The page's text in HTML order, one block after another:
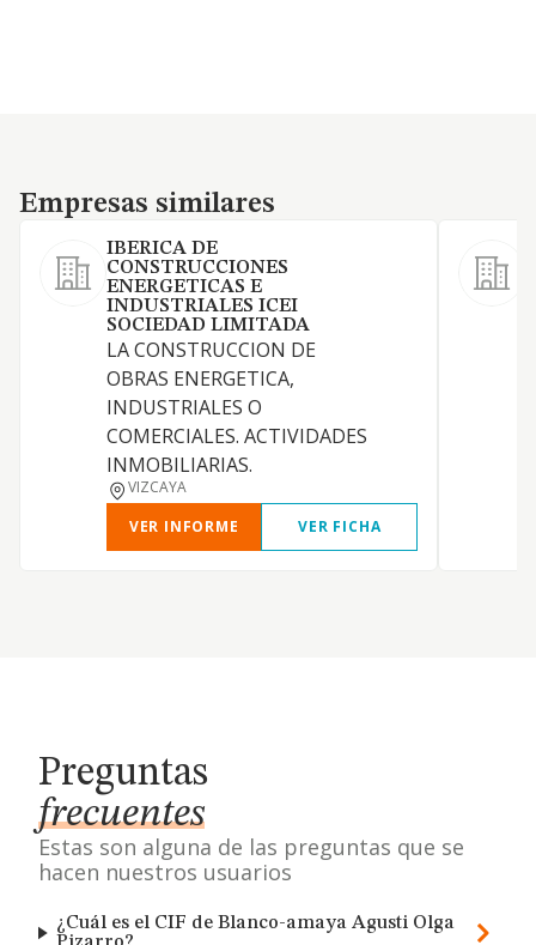
Empresas similares
Empresas similares
IBERICA DE
CONSTRUCCIONES
ENERGETICAS E
INDUSTRIALES ICEI
SOCIEDAD LIMITADA
LA CONSTRUCCION DE
OBRAS ENERGETICA,
INDUSTRIALES O
COMERCIALES. ACTIVIDADES
INMOBILIARIAS.
VIZCAYA
VER INFORME
VER FICHA
Preguntas
frecuentes
Estas son alguna de las preguntas que se
hacen nuestros usuarios
¿Cuál es el CIF de Blanco-amaya Agusti Olga